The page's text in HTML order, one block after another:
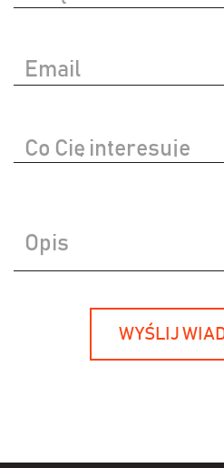
Name
Your
Email
Interested
in
Message
WYŚLIJ